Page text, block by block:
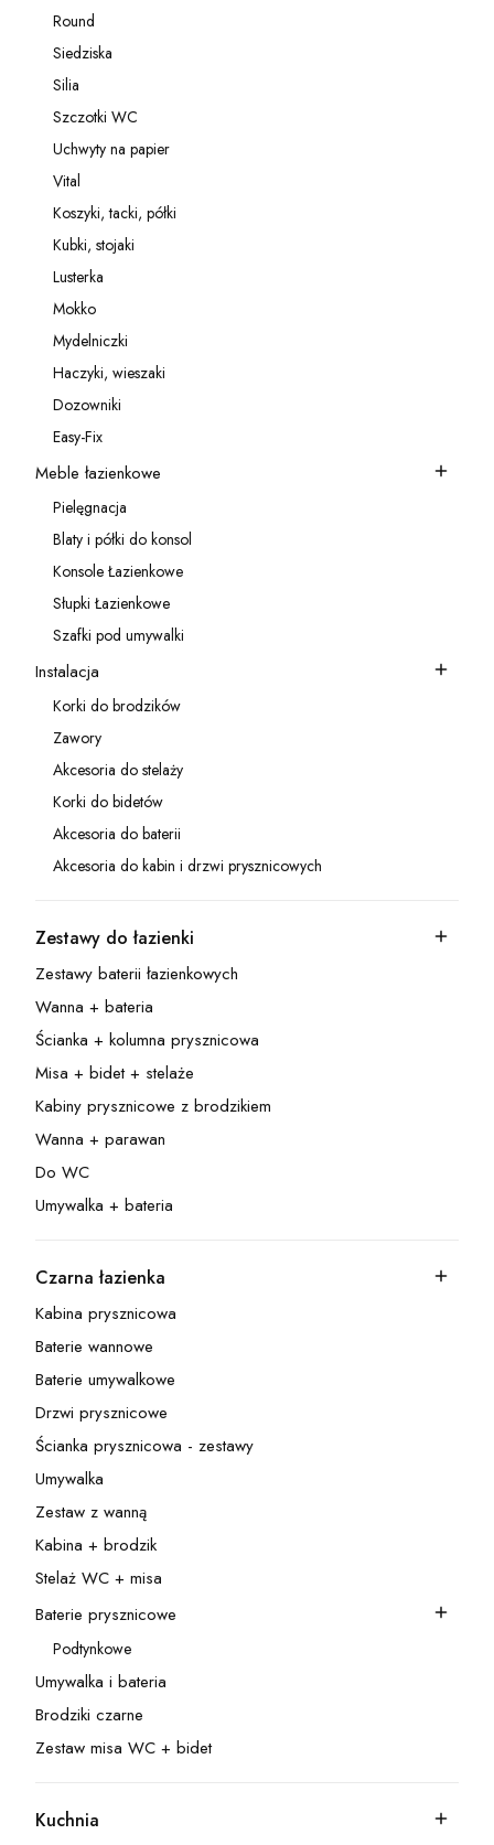
Kategoria - Round
Round
Kategoria - Siedziska
Siedziska
Kategoria - Silia
Silia
Kategoria - Szczotki WC
Szczotki WC
Kategoria - Uchwyty na papier
Uchwyty na papier
Kategoria - Vital
Vital
Kategoria - Koszyki, tacki, półki
Koszyki, tacki, półki
Kategoria - Kubki, stojaki
Kubki, stojaki
Kategoria - Lusterka
Lusterka
Kategoria - Mokko
Mokko
Kategoria - Mydelniczki
Mydelniczki
Kategoria - Haczyki, wieszaki
Haczyki, wieszaki
Kategoria - Dozowniki
Dozowniki
Kategoria - Easy-Fix
Easy-Fix
Kategoria - Meble łazienkowe
Meble łazienkowe
Kategoria - Pielęgnacja
Pielęgnacja
Kategoria - Blaty i półki do konsol
Blaty i półki do konsol
Kategoria - Konsole Łazienkowe
Konsole Łazienkowe
Kategoria - Słupki Łazienkowe
Słupki Łazienkowe
Kategoria - Szafki pod umywalki
Szafki pod umywalki
Kategoria - Instalacja
Instalacja
Kategoria - Korki do brodzików
Korki do brodzików
Kategoria - Zawory
Zawory
Kategoria - Akcesoria do stelaży
Akcesoria do stelaży
Kategoria - Korki do bidetów
Korki do bidetów
Kategoria - Akcesoria do baterii
Akcesoria do baterii
Kategoria - Akcesoria do kabin i drzwi prysznicowych
Akcesoria do kabin i drzwi prysznicowych
Kategoria - Zestawy do łazienki
Zestawy do łazienki
Kategoria - Zestawy baterii łazienkowych
Zestawy baterii łazienkowych
Kategoria - Wanna + bateria
Wanna + bateria
Kategoria - Ścianka + kolumna prysznicowa
Ścianka + kolumna prysznicowa
Kategoria - Misa + bidet + stelaże
Misa + bidet + stelaże
Kategoria - Kabiny prysznicowe z brodzikiem
Kabiny prysznicowe z brodzikiem
Kategoria - Wanna + parawan
Wanna + parawan
Kategoria - Do WC
Do WC
Kategoria - Umywalka + bateria
Umywalka + bateria
Kategoria - Czarna łazienka
Czarna łazienka
Kategoria - Kabina prysznicowa
Kabina prysznicowa
Kategoria - Baterie wannowe
Baterie wannowe
Kategoria - Baterie umywalkowe
Baterie umywalkowe
Kategoria - Drzwi prysznicowe
Drzwi prysznicowe
Kategoria - Ścianka prysznicowa - zestawy
Ścianka prysznicowa - zestawy
Kategoria - Umywalka
Umywalka
Kategoria - Zestaw z wanną
Zestaw z wanną
Kategoria - Kabina + brodzik
Kabina + brodzik
Kategoria - Stelaż WC + misa
Stelaż WC + misa
Kategoria - Baterie prysznicowe
Baterie prysznicowe
Kategoria - Podtynkowe
Podtynkowe
Kategoria - Umywalka i bateria
Umywalka i bateria
Kategoria - Brodziki czarne
Brodziki czarne
Kategoria - Zestaw misa WC + bidet
Zestaw misa WC + bidet
Kategoria - Kuchnia
Kuchnia